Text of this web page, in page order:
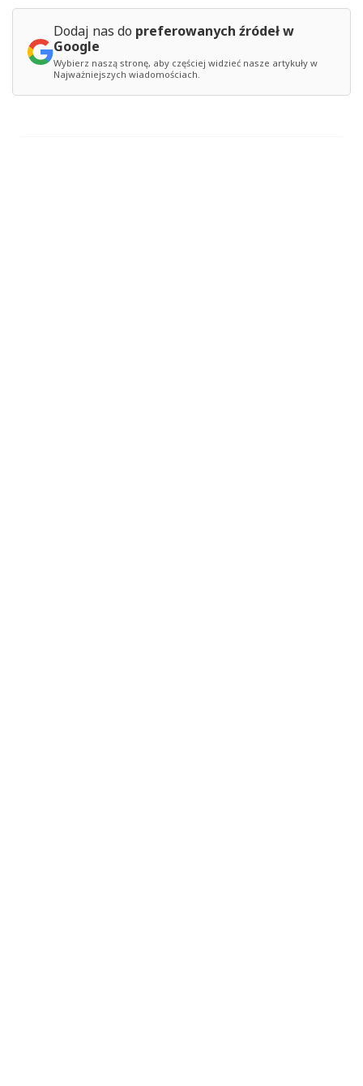
Dodaj nas do preferowanych źródeł w
Google
Wybierz naszą stronę, aby częściej widzieć nasze artykuły w
Najważniejszych wiadomościach.